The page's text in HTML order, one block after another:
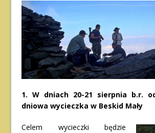
1. W dniach 20-21 sierpnia b.r.
dniowa wycieczka w Beskid Mały
Celem wycieczki będzie